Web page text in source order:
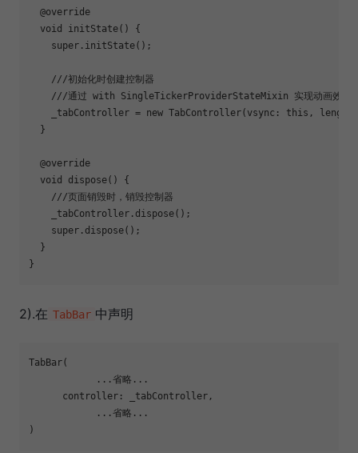
@override
void
initState()
{
super .initState();
///初始化时创建控制器
///通过 with SingleTickerProviderStateMixin 实现动画效果
    _tabController =
new TabController(vsync: this ,
  }
@override
void
dispose()
{
///页面销毁时，销毁控制器
    _tabController.dispose();
super .dispose();
  }
2).在 TabBar 中声明
TabBar(
            ...省略...
      controller: _tabController,
            ...省略...